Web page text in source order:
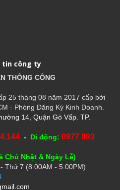
tin công ty
THÔNG CÔNG
25 tháng 08 năm 2017 cấp bởi
- Phòng Đăng Ký Kinh Doanh.
14, Quận Gò Vấp. TP.
- Di động: 0977 893
Chủ Nhật & Ngày Lễ)
Thứ 7 (8:00AM - 5:00PM)